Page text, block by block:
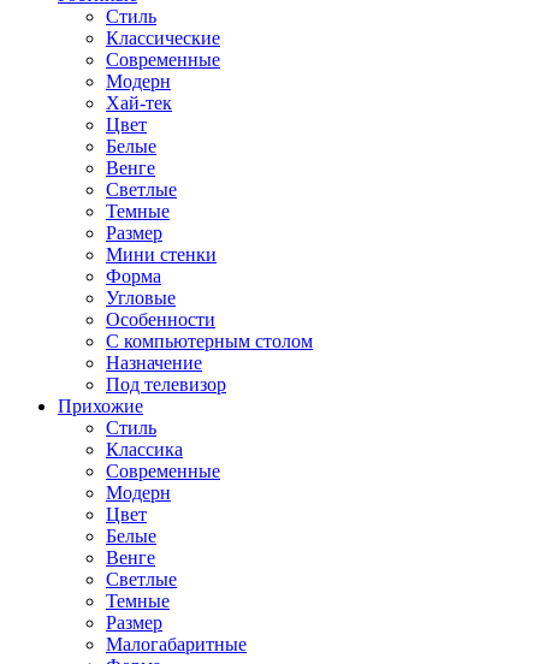
Стиль
Классические
Современные
Модерн
Хай-тек
Цвет
Белые
Венге
Светлые
Темные
Размер
Мини стенки
Форма
Угловые
Особенности
С компьютерным столом
Назначение
Под телевизор
Прихожие
Стиль
Классика
Современные
Модерн
Цвет
Белые
Венге
Светлые
Темные
Размер
Малогабаритные